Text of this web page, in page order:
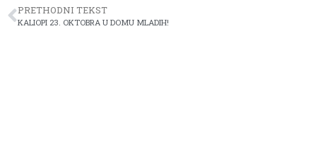
PRETHODNI TEKST
KALIOPI 23. OKTOBRA U DOMU MLADIH!